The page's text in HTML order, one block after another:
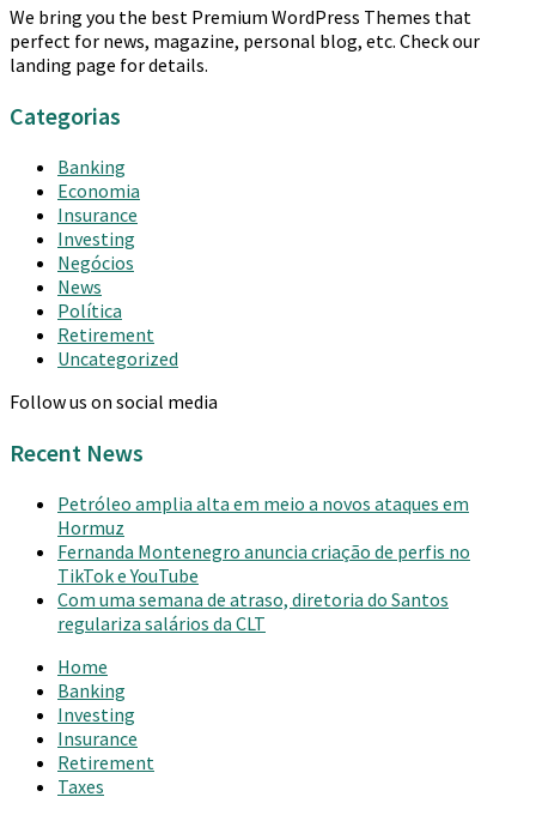
We bring you the best Premium WordPress Themes that
perfect for news, magazine, personal blog, etc. Check our
landing page for details.
Categorias
Banking
Economia
Insurance
Investing
Negócios
News
Política
Retirement
Uncategorized
Follow us on social media
Recent News
Petróleo amplia alta em meio a novos ataques em
Hormuz
Fernanda Montenegro anuncia criação de perfis no
TikTok e YouTube
Com uma semana de atraso, diretoria do Santos
regulariza salários da CLT
Home
Banking
Investing
Insurance
Retirement
Taxes